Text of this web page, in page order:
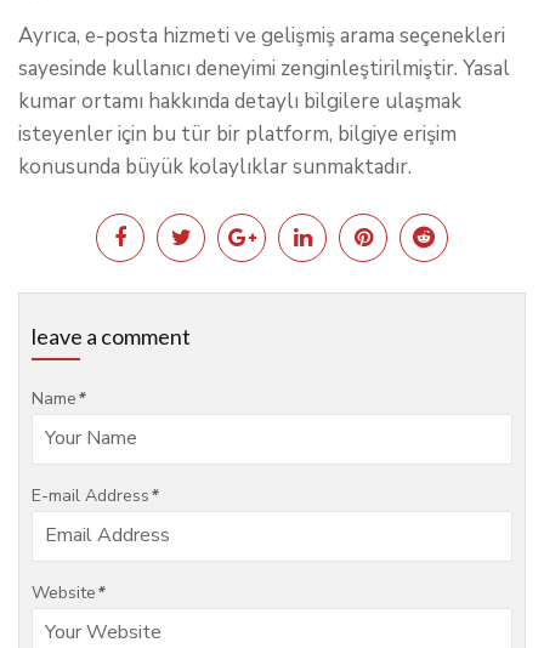
Ayrıca, e-posta hizmeti ve gelişmiş arama seçenekleri
sayesinde kullanıcı deneyimi zenginleştirilmiştir. Yasal
kumar ortamı hakkında detaylı bilgilere ulaşmak
isteyenler için bu tür bir platform, bilgiye erişim
konusunda büyük kolaylıklar sunmaktadır.
leave a comment
Name*
E-mail Address*
Website*